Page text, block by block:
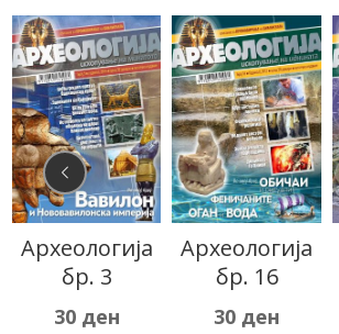
Археологија
бр. 3
30 ден
Археологија
бр. 16
30 ден